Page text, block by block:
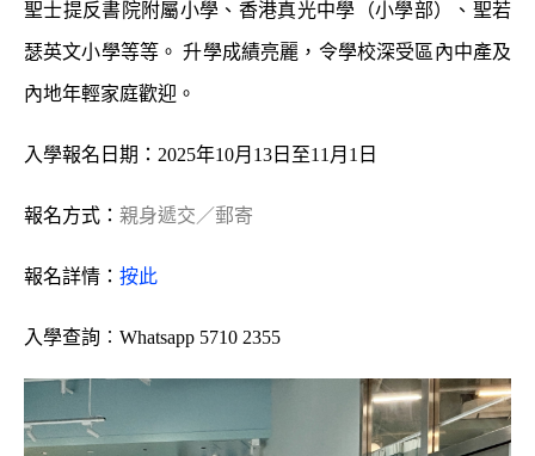
聖士提反書院附屬小學、香港真光中學（小學部）、聖若
瑟英文小學等等。 升學成績亮麗，令學校深受區內中產及
內地年輕家庭歡迎。
入學報名日期： 2025年10月13日至11月1日
報名方式： 親身遞交／郵寄
報名詳情： 按此
入學查詢︰Whatsapp 5710 2355